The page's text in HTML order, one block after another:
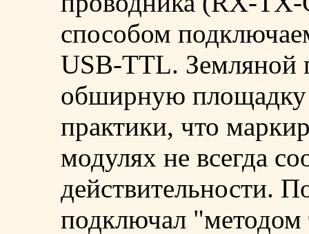
способом
USB-TTL. Земляной
обширную
практики, что
модулях не всегда
действительности.
подключал